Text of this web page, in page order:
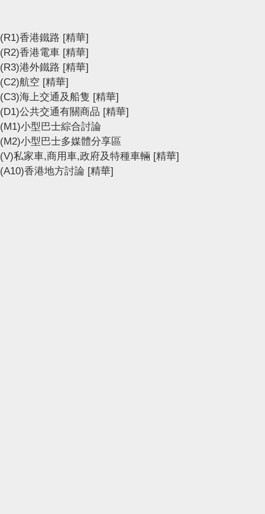
(R1)香港鐵路 [精華]
(R2)香港電車 [精華]
(R3)港外鐵路 [精華]
(C2)航空 [精華]
(C3)海上交通及船隻 [精華]
(D1)公共交通有關商品 [精華]
(M1)小型巴士綜合討論
(M2)小型巴士多媒體分享區
(V)私家車,商用車,政府及特種車輛 [精華]
(A10)香港地方討論 [精華]